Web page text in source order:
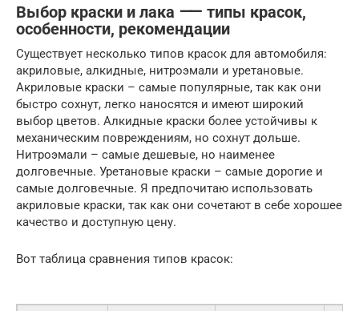
Выбор краски и лака ⸺ типы красок,
особенности, рекомендации
Существует несколько типов красок для автомобиля:
акриловые, алкидные, нитроэмали и уретановые.
Акриловые краски – самые популярные, так как они
быстро сохнут, легко наносятся и имеют широкий
выбор цветов. Алкидные краски более устойчивы к
механическим повреждениям, но сохнут дольше.
Нитроэмали – самые дешевые, но наименее
долговечные. Уретановые краски – самые дорогие и
самые долговечные. Я предпочитаю использовать
акриловые краски, так как они сочетают в себе хорошее
качество и доступную цену.
Вот таблица сравнения типов красок: